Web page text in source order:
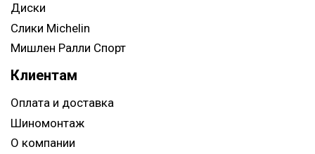
Диски
Слики Michelin
Мишлен Ралли Спорт
Клиентам
Оплата и доставка
Шиномонтаж
О компании